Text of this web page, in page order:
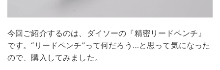
今回ご紹介するのは、ダイソーの『精密リードペンチ』
です。“リードペンチ”って何だろう…と思って気になった
ので、購入してみました。